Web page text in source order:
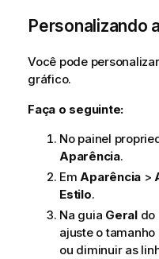
Personalizando
Você pode
gráfico.
Faça o seguinte:
No painel
Aparência.
EmAparência >
Estilo.
Na guia Geraldo
ajuste o tamanho
ou diminuir as